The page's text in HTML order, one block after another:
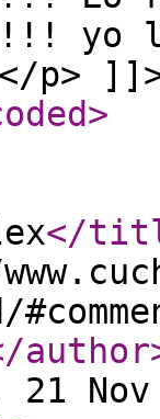
yo
p>
>
</
author
Nov